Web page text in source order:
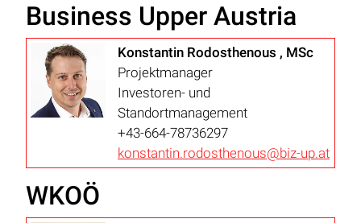
Business Upper Austria
Konstantin Rodosthenous , MSc
Projektmanager
Investoren- und
Standortmanagement
+43-664-78736297
konstantin.rodosthenous@biz-up.at
WKOÖ